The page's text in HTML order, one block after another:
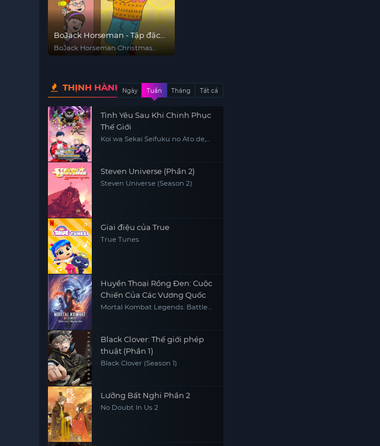
BoJack Horseman - Tập đặc
biệt mừng Giáng Sinh: Điều
ước giáng sinh của Sabrina
BoJack Horseman Christmas
THỊNH HÀNHNgày Tuần Tháng Tất cả
Tình Yêu Sau Khi Chinh Phục
Thế Giới
Koi wa Sekai Seifuku no Ato de,
Steven Universe (Phần 2)
Steven Universe (Season 2)
Giai điệu của True
True Tunes
Huyền Thoại Rồng Đen: Cuộc
Chiến Của Các Vương Quốc
Mortal Kombat Legends: Battle
Black Clover: Thế giới phép
thuật (Phần 1)
Black Clover (Season 1)
Lưỡng Bất Nghi Phần 2
No Doubt In Us 2